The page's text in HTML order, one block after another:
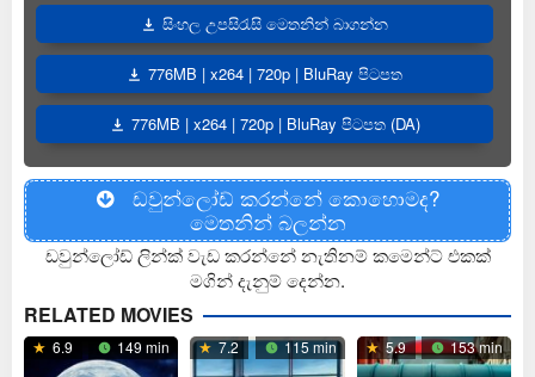
සිංහල උපසිරැසි මෙතනින් බාගන්න
776MB | x264 | 720p | BluRay පිටපත
776MB | x264 | 720p | BluRay පිටපත (DA)
ඩවුන්ලෝඩ් කරන්නේ කොහොමද?
මෙතනින් බලන්න
ඩවුන්ලෝඩ් ලින්ක් වැඩ කරන්නේ නැතිනම් කමෙන්ට් එකක්
මගින් දැනුම් දෙන්න.
RELATED MOVIES
6.9 149 min 7.2 115 min 5.9 153 min